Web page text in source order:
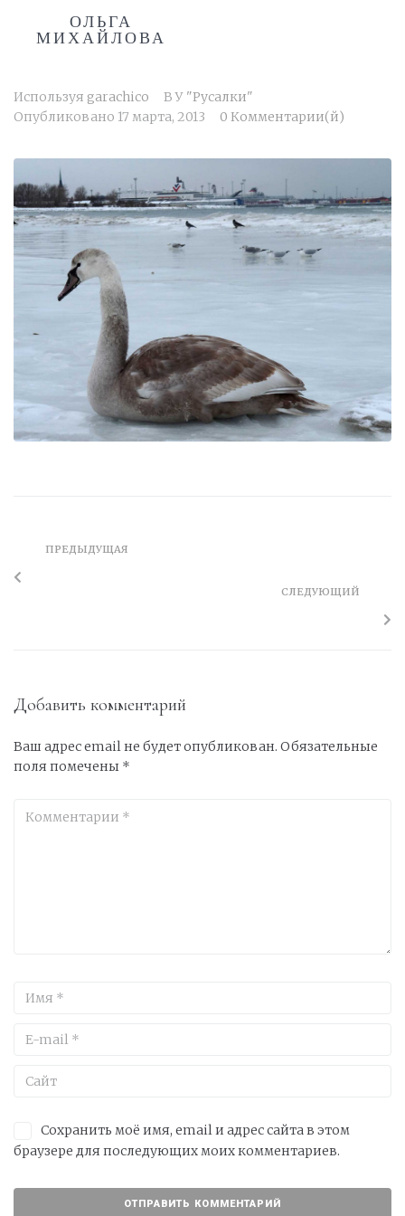
ОЛЬГА
МИХАЙЛОВА
Используя garachico ВУ "Русалки"
Опубликовано 17 марта, 2013 0 Комментарии(й)
ПРЕДЫДУЩАЯ
СЛЕДУЮЩИЙ
Добавить комментарий
Ваш адрес email не будет опубликован. Обязательные
поля помечены *
Сохранить моё имя, email и адрес сайта в этом
браузере для последующих моих комментариев.